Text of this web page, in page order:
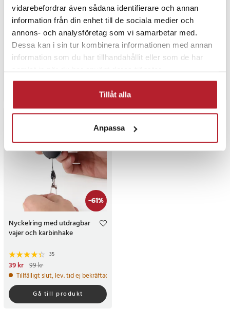
vidarebefordrar även sådana identifierare och annan
information från din enhet till de sociala medier och
annons- och analysföretag som vi samarbetar med.
Dessa kan i sin tur kombinera informationen med annan
information som du har tillhandahållit eller som de har
Tillåt alla
Anpassa
RFID bilnyckelfodral –
signalblockerande fodral
med keyless-skydd
29
Pris:59 kr
59 kr
Nyckelskal till Toyota RAV4,
Previa, MR2 och HiAce / 2
knappar / fjärrnyckelskal utan
nyckelblad
Pris:59 kr
59 kr
-61%
Nyckelring med utdragbar
vajer och karbinhake
35
Nuvarande pris
pris:99 kr
39 kr 99 kr
Tillfälligt slut, lev. tid ej bekräftad.
Gå till produkt